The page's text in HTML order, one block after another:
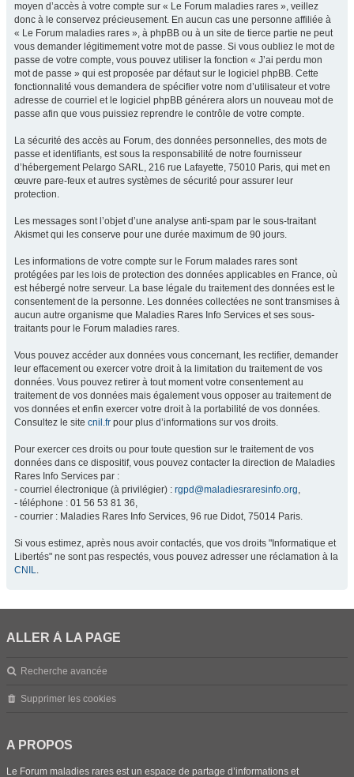
moyen d’accès à votre compte sur « Le Forum maladies rares », veillez
donc à le conservez précieusement. En aucun cas une personne affiliée à
« Le Forum maladies rares », à phpBB ou à un site de tierce partie ne peut
vous demander légitimement votre mot de passe. Si vous oubliez le mot de
passe de votre compte, vous pouvez utiliser la fonction « J’ai perdu mon
mot de passe » qui est proposée par défaut sur le logiciel phpBB. Cette
fonctionnalité vous demandera de spécifier votre nom d’utilisateur et votre
adresse de courriel et le logiciel phpBB générera alors un nouveau mot de
passe afin que vous puissiez reprendre le contrôle de votre compte.
La sécurité des accès au Forum, des données personnelles, des mots de
passe et identifiants, est sous la responsabilité de notre fournisseur
d’hébergement Pelargo SARL, 216 rue Lafayette, 75010 Paris, qui met en
œuvre pare-feux et autres systèmes de sécurité pour assurer leur
protection.
Les messages sont l’objet d’une analyse anti-spam par le sous-traitant
Akismet qui les conserve pour une durée maximum de 90 jours.
Les informations de votre compte sur le Forum malades rares sont
protégées par les lois de protection des données applicables en France, où
est hébergé notre serveur. La base légale du traitement des données est le
consentement de la personne. Les données collectées ne sont transmises à
aucun autre organisme que Maladies Rares Info Services et ses sous-
traitants pour le Forum maladies rares.
Vous pouvez accéder aux données vous concernant, les rectifier, demander
leur effacement ou exercer votre droit à la limitation du traitement de vos
données. Vous pouvez retirer à tout moment votre consentement au
traitement de vos données mais également vous opposer au traitement de
vos données et enfin exercer votre droit à la portabilité de vos données.
Consultez le site cnil.fr pour plus d’informations sur vos droits.
Pour exercer ces droits ou pour toute question sur le traitement de vos
données dans ce dispositif, vous pouvez contacter la direction de Maladies
Rares Info Services par :
- courriel électronique (à privilégier) : rgpd@maladiesraresinfo.org,
- téléphone : 01 56 53 81 36,
- courrier : Maladies Rares Info Services, 96 rue Didot, 75014 Paris.
Si vous estimez, après nous avoir contactés, que vos droits "Informatique et
Libertés" ne sont pas respectés, vous pouvez adresser une réclamation à la
CNIL.
ALLER À LA PAGE
Recherche avancée
Supprimer les cookies
A PROPOS
Le Forum maladies rares est un espace de partage d’informations et